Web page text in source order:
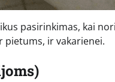
pasirinkimas, kai
pietums, ir vakarienei.